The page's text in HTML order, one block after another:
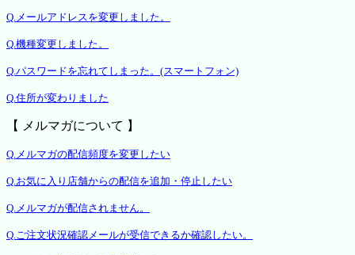
Q.メールアドレスを変更しました。
Q.機種変更しました。
Q.パスワードを忘れてしまった。(スマートフォン)
Q.住所が変わりました
【 メルマガについて 】
Q.メルマガの配信頻度を変更したい
Q.お気に入り店舗からの配信を追加・停止したい
Q.メルマガが配信されません。
Q.ご注文状況確認メールが受信できるか確認したい。